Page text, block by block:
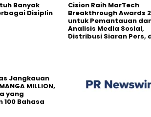
Banyak
Disiplin
Cision Raih MarTech
Breakthrough Awards
untuk Pemantauan
Analisis Media Sosial,
Distribusi Siaran Pers,
Jangkauan
MILLION,
yang
100 Bahasa